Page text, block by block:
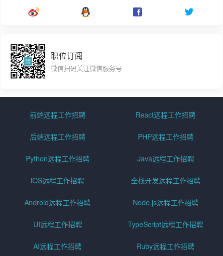
职位订阅
微信扫码关注微信服务号
前端远程工作招聘 React远程工作招聘
后端远程工作招聘 PHP远程工作招聘
Python远程工作招聘 Java远程工作招聘
iOS远程工作招聘 全栈开发远程工作招聘
Android远程工作招聘 Node.js远程工作招聘
UI远程工作招聘 TypeScript远程工作招聘
AI远程工作招聘 Ruby远程工作招聘